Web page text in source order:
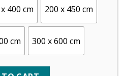
400 cm 200 x 450 cm
cm 300 x 600 cm